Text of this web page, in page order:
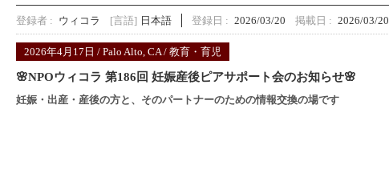
登録者 : ウィコラ [言語] 日本語 登録日 : 2026/03/20 掲載日 : 2026/03/20
2026年4月17日 / Palo Alto, CA / 教育・育児
🌸NPOウィコラ 第186回 妊娠産後ピアサポート会のお知らせ🌸
妊娠・出産・産後の方と、そのパートナーのための情報交換の場です